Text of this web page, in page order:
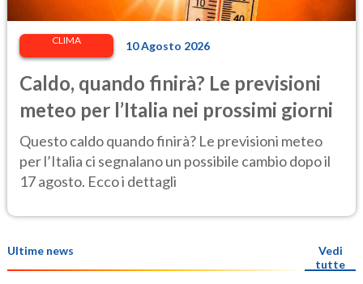
CLIMA 10 Agosto 2026
Caldo, quando finirà? Le previsioni
meteo per l’Italia nei prossimi giorni
Questo caldo quando finirà? Le previsioni meteo
per l’Italia ci segnalano un possibile cambio dopo il
17 agosto. Ecco i dettagli
Ultime news
Vedi
tutte